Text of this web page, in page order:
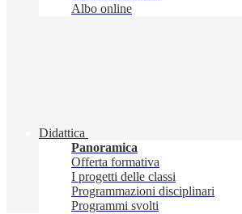
Albo online
Didattica
Panoramica
Offerta formativa
I progetti delle classi
Programmazioni disciplinari
Programmi svolti